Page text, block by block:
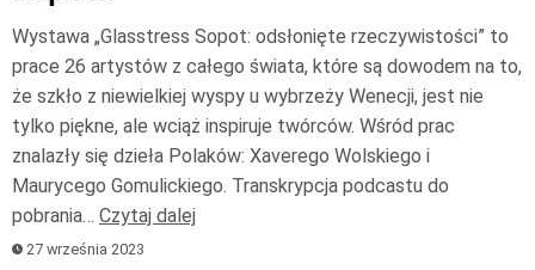
Wystawa „Glasstress Sopot: odsłonięte rzeczywistości” to
prace 26 artystów z całego świata, które są dowodem na to,
że szkło z niewielkiej wyspy u wybrzeży Wenecji, jest nie
tylko piękne, ale wciąż inspiruje twórców. Wśród prac
znalazły się dzieła Polaków: Xaverego Wolskiego i
Maurycego Gomulickiego. Transkrypcja podcastu do
pobrania… Czytaj dalej
27 września 2023